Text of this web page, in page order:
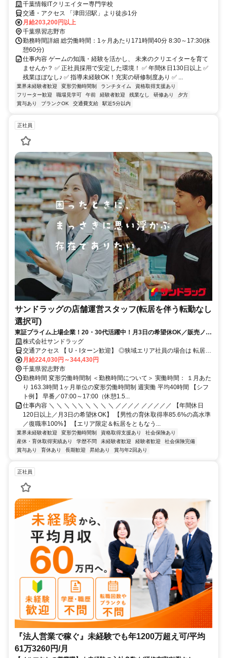
千葉情報ITクリエイター専門学校
交通・アクセス 「津田沼駅」より徒歩1分
月給203,200円以上
千葉県習志野市
勤務時間詳細 総労働時間：1ヶ月あたり171時間40分 8:30～17:30(休
憩60分)
仕事内容 ゲームの知識・経験を活かし、 未来のクリエイターを育て
ませんか？ ✅ 正社員採用で安定した環境！ ✅ 年間休日130日以上 ✅
残業ほぼなし♪ ✅ 指導未経験OK！充実の研修制度あり ✅ ...
業界未経験者歓迎 変形労働時間制 ランチタイム
資格取得支援あり
フリーター歓迎
職場見学可 午前 経験者歓迎 残業なし 研修あり
夕方
賞与あり
ブランクOK 交通費支給 駅近5分以内
正社員
サンドラッグの店舗運営スタッフ(転居を伴う転勤なし
選択可)
東証プライム上場企業！20・30代活躍中！月3日の希望休OK／販売ノル
マなし／年収例32歳SV816万円／販促企画～商品管理など店舗運営がメ
インの仕事
株式会社サンドラッグ
交通アクセス 【 U・Iターン歓迎】 ◎狭域エリア社員の場合は 転居を
伴う転勤はありません。 ◎マイカー通勤OK
月給224,030円～344,430円
千葉県習志野市
勤務時間 変形労働時間制 ＜勤務時間について＞ 実働時間： １月あた
り 163.3時間 1ヶ月単位の変形労働時間制 週実働 平均40時間 【シフ
ト例】 早番／07:00～17:00（休憩1.5...
仕事内容 ＼ ＼ ＼ ＼＼ ＼ ＼ ＼ ＼ ／／／／ ／／／／／ 【年間休日
120日以上／月3日の希望休OK】 【男性の育休取得率85.6%の高水準
／復職率100%】 【エリア限定＆転居をともなう...
業界未経験者歓迎 変形労働時間制 資格取得支援あり
社会保険あり
産休・育休取得実績あり
学歴不問 未経験者歓迎 経験者歓迎
社会保険完備
賞与あり
育休あり 長期歓迎 昇給あり 賞与年2回あり
正社員
『法人営業で稼ぐ』未経験でも年1200万超え可/平均
61万3260円/月